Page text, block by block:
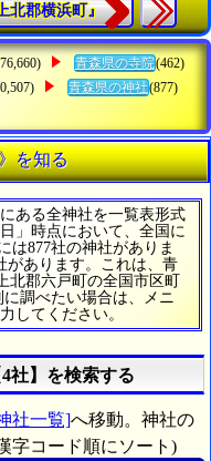
北郡横浜町』
青森県の寺院(462)
青森県の神社(877)
を知る
ある全神社を一覧表形式
」時点において、全国に
は877社の神社がありま
があります。これは、青
北郡六戸町の全国市区町
調べたい場合は、メニ
してください。
社】を検索する
社一覧]へ移動。神社の
字コード順にソート)